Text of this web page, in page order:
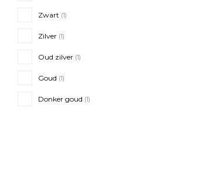
Zwart (1)
Zilver (1)
Oud zilver (1)
Goud (1)
Donker goud (1)